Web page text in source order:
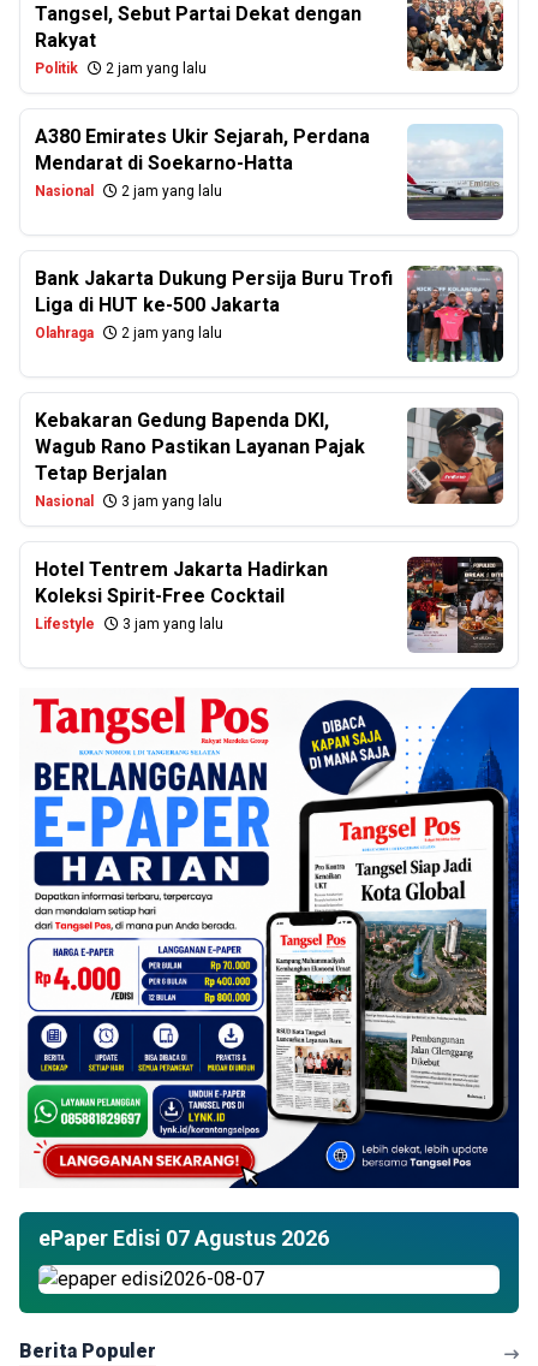
Tangsel, Sebut Partai Dekat dengan
Rakyat
Politik 2 jam yang lalu
A380 Emirates Ukir Sejarah, Perdana
Mendarat di Soekarno-Hatta
Nasional 2 jam yang lalu
Bank Jakarta Dukung Persija Buru Trofi
Liga di HUT ke-500 Jakarta
Olahraga 2 jam yang lalu
Kebakaran Gedung Bapenda DKI,
Wagub Rano Pastikan Layanan Pajak
Tetap Berjalan
Nasional 3 jam yang lalu
Hotel Tentrem Jakarta Hadirkan
Koleksi Spirit-Free Cocktail
Lifestyle 3 jam yang lalu
ePaper Edisi 07 Agustus 2026
Berita Populer